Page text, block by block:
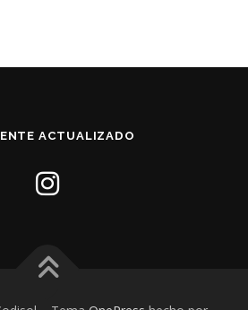
ACTUALIZADO